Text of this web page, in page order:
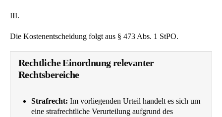
III.
Die Kostenentscheidung folgt aus § 473 Abs. 1 StPO.
Rechtliche Einordnung relevanter
Rechtsbereiche
Strafrecht: Im vorliegenden Urteil handelt es sich um
eine strafrechtliche Verurteilung aufgrund des